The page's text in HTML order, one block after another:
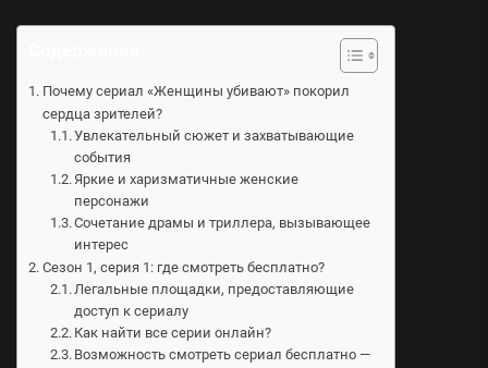
Почему сериал «Женщины убивают» покорил
сердца зрителей?
Увлекательный сюжет и захватывающие
события
Яркие и харизматичные женские
персонажи
Сочетание драмы и триллера, вызывающее
интерес
Сезон 1, серия 1: где смотреть бесплатно?
Легальные площадки, предоставляющие
доступ к сериалу
Как найти все серии онлайн?
Возможность смотреть сериал бесплатно —